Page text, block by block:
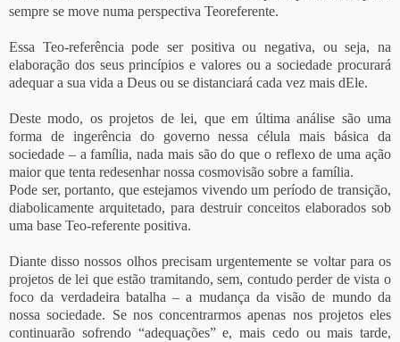
sempre se move numa perspectiva Teoreferente.
Essa Teo-referência pode ser positiva ou negativa, ou seja, na
elaboração dos seus princípios e valores ou a sociedade procurará
adequar a sua vida a Deus ou se distanciará cada vez mais dEle.
Deste modo, os projetos de lei, que em última análise são uma
forma de ingerência do governo nessa célula mais básica da
sociedade – a família, nada mais são do que o reflexo de uma ação
maior que tenta redesenhar nossa cosmovisão sobre a família.
Pode ser, portanto, que estejamos vivendo um período de transição,
diabolicamente arquitetado, para destruir conceitos elaborados sob
uma base Teo-referente positiva.
Diante disso nossos olhos precisam urgentemente se voltar para os
projetos de lei que estão tramitando, sem, contudo perder de vista o
foco da verdadeira batalha – a mudança da visão de mundo da
nossa sociedade. Se nos concentrarmos apenas nos projetos eles
continuarão sofrendo “adequações” e, mais cedo ou mais tarde,